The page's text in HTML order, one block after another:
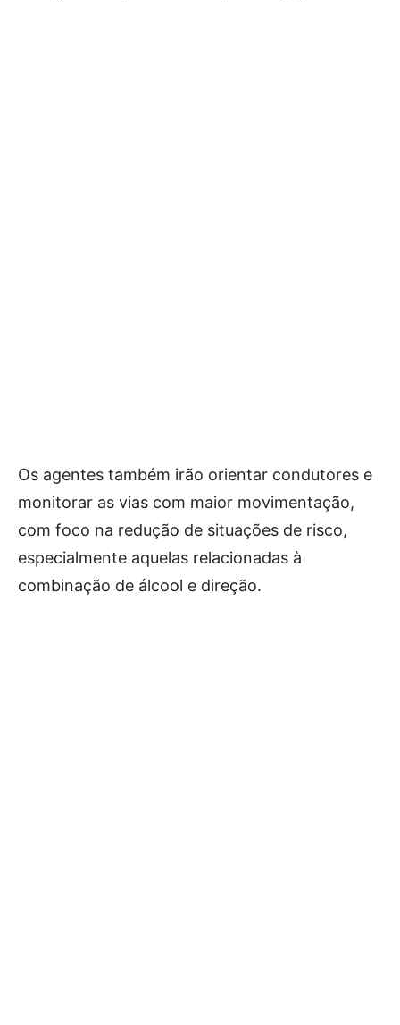
Os agentes também irão orientar condutores e
monitorar as vias com maior movimentação,
com foco na redução de situações de risco,
especialmente aquelas relacionadas à
combinação de álcool e direção.